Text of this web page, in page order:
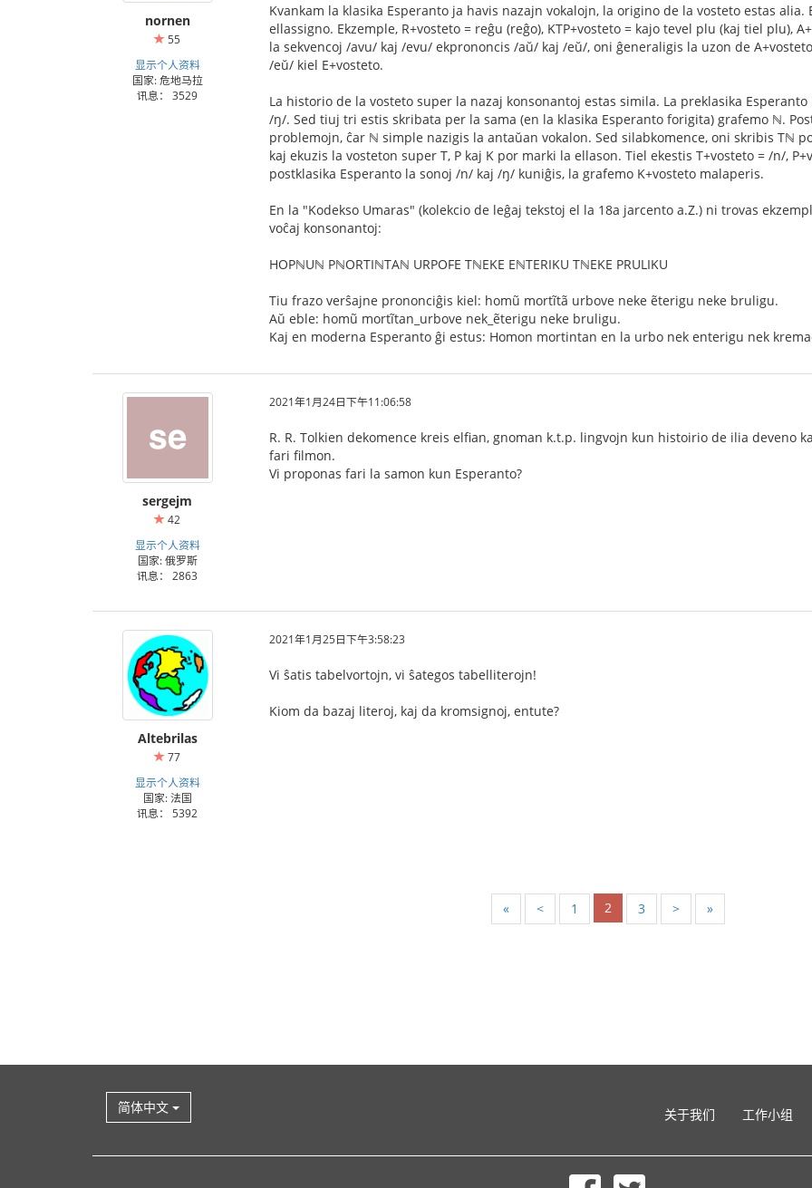
nornen
55
显示个人资料
国家: 危地马拉
讯息： 3529
Kvankam la klasika Esperanto ja havis nazajn vokalojn, la origino de la vosteto estas
ellassigno. Ekzemple, R+vosteto = reĝu (reĝo), KTP+vosteto = kajo tevel plu (kaj tiel plu),
la sekvencoj /avu/ kaj /evu/ ekprononcis /aŭ/ kaj /eŭ/, oni ĝeneraligis la uzon de
/eŭ/ kiel E+vosteto.
La historio de la vosteto super la nazaj konsonantoj estas simila. La preklasika
/ŋ/. Sed tiuj tri estis skribata per la sama (en la klasika Esperanto forigita) grafemo ℕ.
problemojn, ĉar ℕ simple nazigis la antaŭan vokalon. Sed silabkomence, oni skribis Tℕ
kaj ekuzis la vosteton super T, P kaj K por marki la ellason. Tiel ekestis T+vosteto = /n/,
postklasika Esperanto la sonoj /n/ kaj /ŋ/ kuniĝis, la grafemo K+vosteto malaperis.
En la "Kodekso Umaras" (kolekcio de leĝaj tekstoj el la 18a jarcento a.Z.) ni trovas
voĉaj konsonantoj:
HOPℕUℕ PℕORTIℕTAℕ URPOFE TℕEKE EℕTERIKU TℕEKE PRULIKU
Tiu frazo verŝajne prononciĝis kiel: homũ mortĩtã urbove neke ẽterigu neke bruligu.
Aŭ eble: homũ mortĩtan_urbove nek_ẽterigu neke bruligu.
Kaj en moderna Esperanto ĝi estus: Homon mortintan en la urbo nek enterigu nek
sergejm
42
显示个人资料
国家: 俄罗斯
讯息： 2863
2021年1月24日下午11:06:58
R. R. Tolkien dekomence kreis elfian, gnoman k.t.p. lingvojn kun histoirio de ilia deveno
fari filmon.
Vi proponas fari la samon kun Esperanto?
Altebrilas
77
显示个人资料
国家: 法国
讯息： 5392
2021年1月25日下午3:58:23
Vi ŝatis tabelvortojn, vi ŝategos tabelliterojn!
Kiom da bazaj literoj, kaj da kromsignoj, entute?
« < 1 2 3 > »
简体中文 关于我们 工作小组